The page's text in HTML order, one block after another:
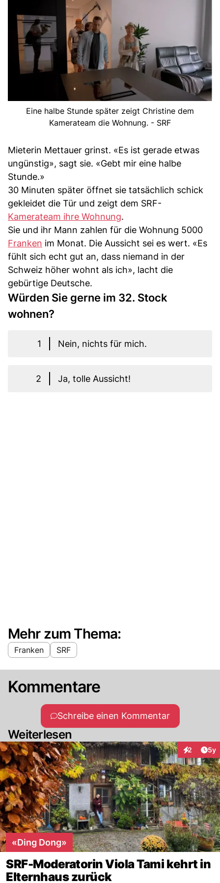
Eine halbe Stunde später zeigt Christine dem
Kamerateam die Wohnung. - SRF
Mieterin Mettauer grinst. «Es ist gerade etwas
ungünstig», sagt sie. «Gebt mir eine halbe
Stunde.»
30 Minuten später öffnet sie tatsächlich schick
gekleidet die Tür und zeigt dem SRF-
Kamerateam ihre Wohnung.
Sie und ihr Mann zahlen für die Wohnung 5000
Franken im Monat. Die Aussicht sei es wert. «Es
fühlt sich echt gut an, dass niemand in der
Schweiz höher wohnt als ich», lacht die
gebürtige Deutsche.
Würden Sie gerne im 32. Stock
wohnen?
1 Nein, nichts für mich.
2 Ja, tolle Aussicht!
Mehr zum Thema:
Franken SRF
Kommentare
Schreibe einen Kommentar
Weiterlesen
2 5y
«Ding Dong»
SRF-Moderatorin Viola Tami kehrt in
Elternhaus zurück